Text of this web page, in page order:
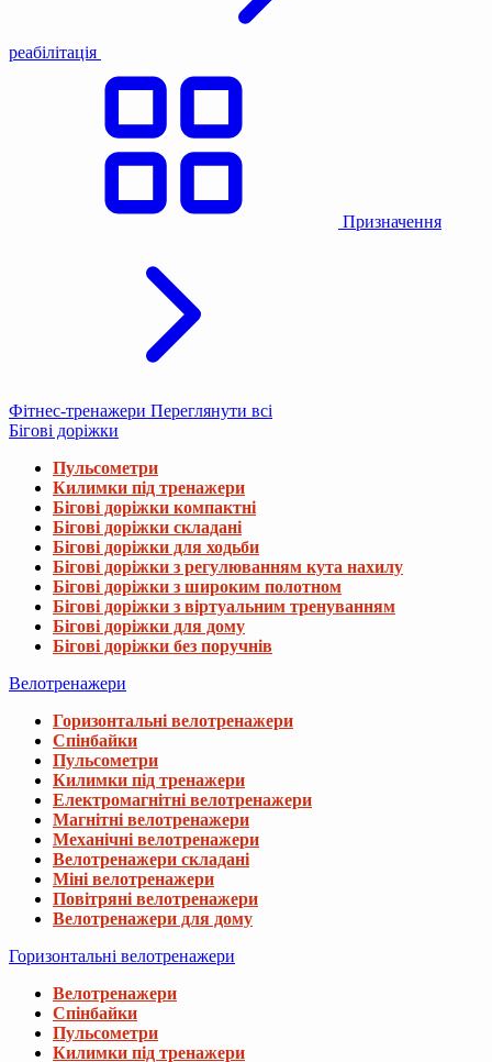
реабілітація
Призначення
Фітнес-тренажери Переглянути всі
Бігові доріжки
Пульсометри
Килимки під тренажери
Бігові доріжки компактні
Бігові доріжки складані
Бігові доріжки для ходьби
Бігові доріжки з регулюванням кута нахилу
Бігові доріжки з широким полотном
Бігові доріжки з віртуальним тренуванням
Бігові доріжки для дому
Бігові доріжки без поручнів
Велотренажери
Горизонтальні велотренажери
Спінбайки
Пульсометри
Килимки під тренажери
Електромагнітні велотренажери
Магнітні велотренажери
Механічні велотренажери
Велотренажери складані
Міні велотренажери
Повітряні велотренажери
Велотренажери для дому
Горизонтальні велотренажери
Велотренажери
Спінбайки
Пульсометри
Килимки під тренажери